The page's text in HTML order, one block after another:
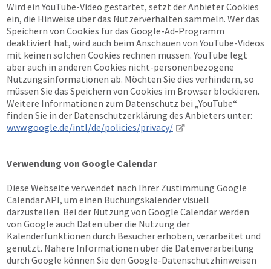
Wird ein YouTube-Video gestartet, setzt der Anbieter Cookies
ein, die Hinweise über das Nutzerverhalten sammeln. Wer das
Speichern von Cookies für das Google-Ad-Programm
deaktiviert hat, wird auch beim Anschauen von YouTube-Videos
mit keinen solchen Cookies rechnen müssen. YouTube legt
aber auch in anderen Cookies nicht-personenbezogene
Nutzungsinformationen ab. Möchten Sie dies verhindern, so
müssen Sie das Speichern von Cookies im Browser blockieren.
Weitere Informationen zum Datenschutz bei „YouTube“
finden Sie in der Datenschutzerklärung des Anbieters unter:
www.google.de/intl/de/policies/privacy/
Verwendung von Google Calendar
Diese Webseite verwendet nach Ihrer Zustimmung Google
Calendar API, um einen Buchungskalender visuell
darzustellen. Bei der Nutzung von Google Calendar werden
von Google auch Daten über die Nutzung der
Kalenderfunktionen durch Besucher erhoben, verarbeitet und
genutzt. Nähere Informationen über die Datenverarbeitung
durch Google können Sie den Google-Datenschutzhinweisen